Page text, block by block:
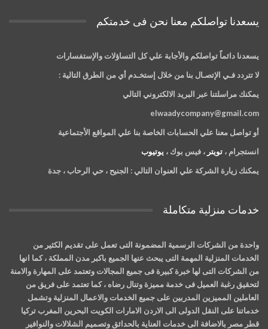
يسعدنا تواصلكم معنا نحن فى خدمتكم
يسعدنا دائماً تواصلكم والأجابة علي كل التساؤلات والإستفسارات
لا تتردد فـي الإتصـال بنا من خلال إستخـدم أي من الطرق التالية :
يمكنك مراسلتنا عبر البريد الالكتروني التالي
elwaadycompany@gmail.com
أو تواصل معنا علي الحسابات الخاصة بنا علي المواقع الأجتماعية
انستجرام ، تويتر ، فيس بوك ، يوتيوب
يمكنك زيارة الشركة علي العنوان التالي : الجنيح ، حي الرحاب ، جدة
خدمات منزلية متكاملة
واحدة من الشركات الرسمية المضمونة التى تعمل على تقديم الكثير من
الخدمات المنزلية المهمة التى يبحث عنها الجميع باكبر مدن المملكة ، كما انها
من الشركات التى لها خبرة كبيرة فى جميع المجالات وتعتمد على المهارة والامنة
لتحقيق رغبة العميل فى خدمة مميزة وتنال رضاه ، كما تعتمد على فريق من
العاملين المميزين المدربين على جميع الخدمات والاعمال المنزلية وتشمل
خدماتنا على النقل الدولى الى الاردن الامارات الكويت البحرين المغرب تركيا
قطر مصر بالاضافة الى خدمات العناية بالحدائق وتصميم الشلالات والنوافير